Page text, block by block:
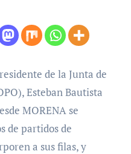
de la Junta de
Esteban Bautista
MORENA se
de partidos de
a sus filas, y